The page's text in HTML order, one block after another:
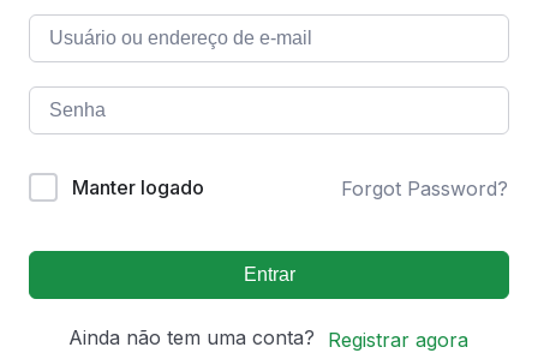
Manter logado Forgot Password?
Entrar
Ainda não tem uma conta? Registrar agora